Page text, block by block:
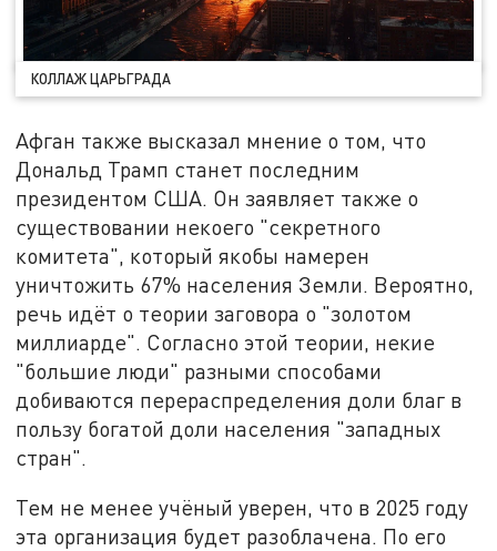
КОЛЛАЖ ЦАРЬГРАДА
Афган также высказал мнение о том, что
Дональд Трамп станет последним
президентом США. Он заявляет также о
существовании некоего "секретного
комитета", который якобы намерен
уничтожить 67% населения Земли. Вероятно,
речь идёт о теории заговора о "золотом
миллиарде". Согласно этой теории, некие
"большие люди" разными способами
добиваются перераспределения доли благ в
пользу богатой доли населения "западных
стран".
Тем не менее учёный уверен, что в 2025 году
эта организация будет разоблачена. По его